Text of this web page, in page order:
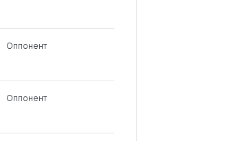
Оппонент
Оппонент